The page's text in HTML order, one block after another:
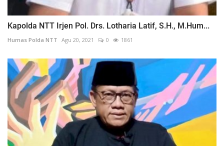
Kapolda NTT Irjen Pol. Drs. Lotharia Latif, S.H., M.Hum...
Humas Polda NTT Agu 20, 2021 0 1861